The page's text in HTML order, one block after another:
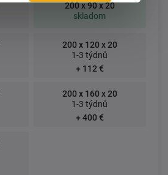
200 x 90 x 20
skladom
200 x 120 x 20
1-3 týdnů
+ 112 €
200 x 160 x 20
1-3 týdnů
+ 400 €